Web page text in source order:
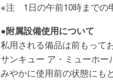
※注 1日の午前10時までの
●附属設備使用について
私用される備品は前もって
サンキュー ア・ミューホ
みやかに使用前の状態にも